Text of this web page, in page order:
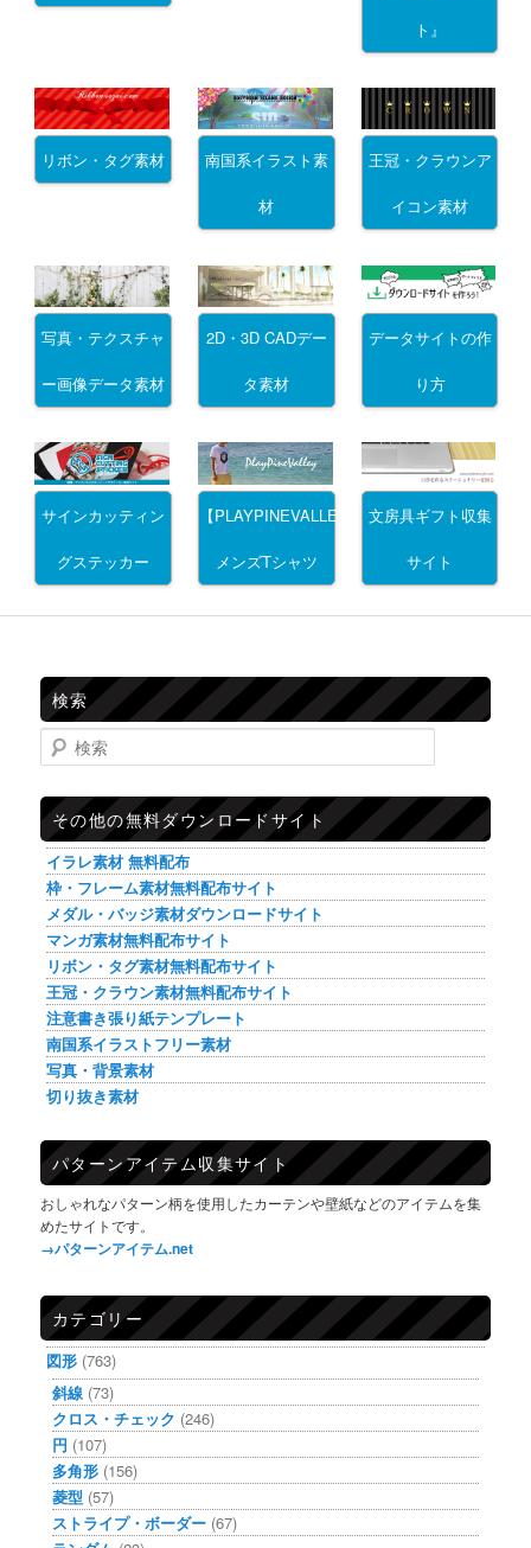
ト』
リボン・タグ素材 南国系イラスト素
材
王冠・クラウンア
イコン素材
写真・テクスチャ
ー画像データ素材
2D・3D CADデー
タ素材
データサイトの作
り方
サインカッティン
グステッカー
【PLAYPINEVALLEY】
メンズTシャツ
文房具ギフト収集
サイト
検索
検索
その他の無料ダウンロードサイト
イラレ素材 無料配布
枠・フレーム素材無料配布サイト
メダル・バッジ素材ダウンロードサイト
マンガ素材無料配布サイト
リボン・タグ素材無料配布サイト
王冠・クラウン素材無料配布サイト
注意書き張り紙テンプレート
南国系イラストフリー素材
写真・背景素材
切り抜き素材
パターンアイテム収集サイト
おしゃれなパターン柄を使用したカーテンや壁紙などのアイテムを集
めたサイトです。
→パターンアイテム.net
カテゴリー
図形 (763)
斜線 (73)
クロス・チェック (246)
円 (107)
多角形 (156)
菱型 (57)
ストライプ・ボーダー (67)